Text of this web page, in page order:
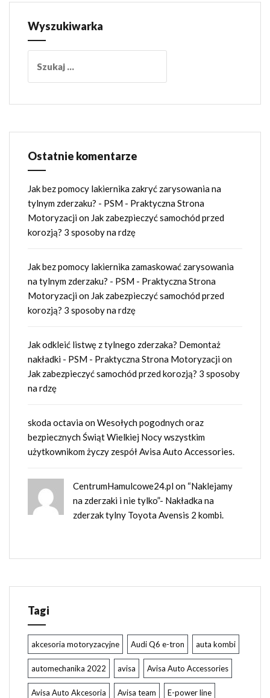
Wyszukiwarka
Ostatnie komentarze
Jak bez pomocy lakiernika zakryć zarysowania na
tylnym zderzaku? - PSM - Praktyczna Strona
Motoryzacjion Jak zabezpieczyć samochód przed
korozją? 3 sposoby na rdzę
Jak bez pomocy lakiernika zamaskować zarysowania
na tylnym zderzaku? - PSM - Praktyczna Strona
Motoryzacjion Jak zabezpieczyć samochód przed
korozją? 3 sposoby na rdzę
Jak odkleić listwę z tylnego zderzaka? Demontaż
nakładki - PSM - Praktyczna Strona Motoryzacjion
Jak zabezpieczyć samochód przed korozją? 3 sposoby
na rdzę
skoda octaviaonWesołych pogodnych oraz
bezpiecznych Świąt Wielkiej Nocy wszystkim
użytkownikom życzy zespół Avisa Auto Accessories.
CentrumHamulcowe24.plon “Naklejamy
na zderzaki i nie tylko”- Nakładka na
zderzak tylny Toyota Avensis 2 kombi.
Tagi
akcesoria motoryzacyjne Audi Q6 e-tron auta kombi
automechanika 2022 avisa Avisa Auto Accessories
Avisa Auto Akcesoria Avisa team E-power line